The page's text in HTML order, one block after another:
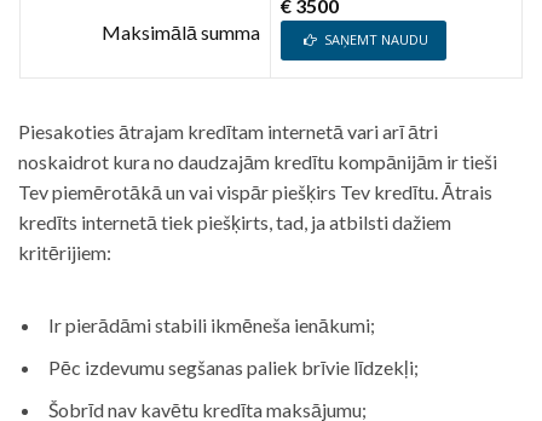
Maksimālā summa
€ 3500
SAŅEMT NAUDU
Piesakoties ātrajam kredītam internetā vari arī ātri
noskaidrot kura no daudzajām kredītu kompānijām ir tieši
Tev piemērotākā un vai vispār piešķirs Tev kredītu. Ātrais
kredīts internetā tiek piešķirts, tad, ja atbilsti dažiem
kritērijiem:
Ir pierādāmi stabili ikmēneša ienākumi;
Pēc izdevumu segšanas paliek brīvie līdzekļi;
Šobrīd nav kavētu kredīta maksājumu;